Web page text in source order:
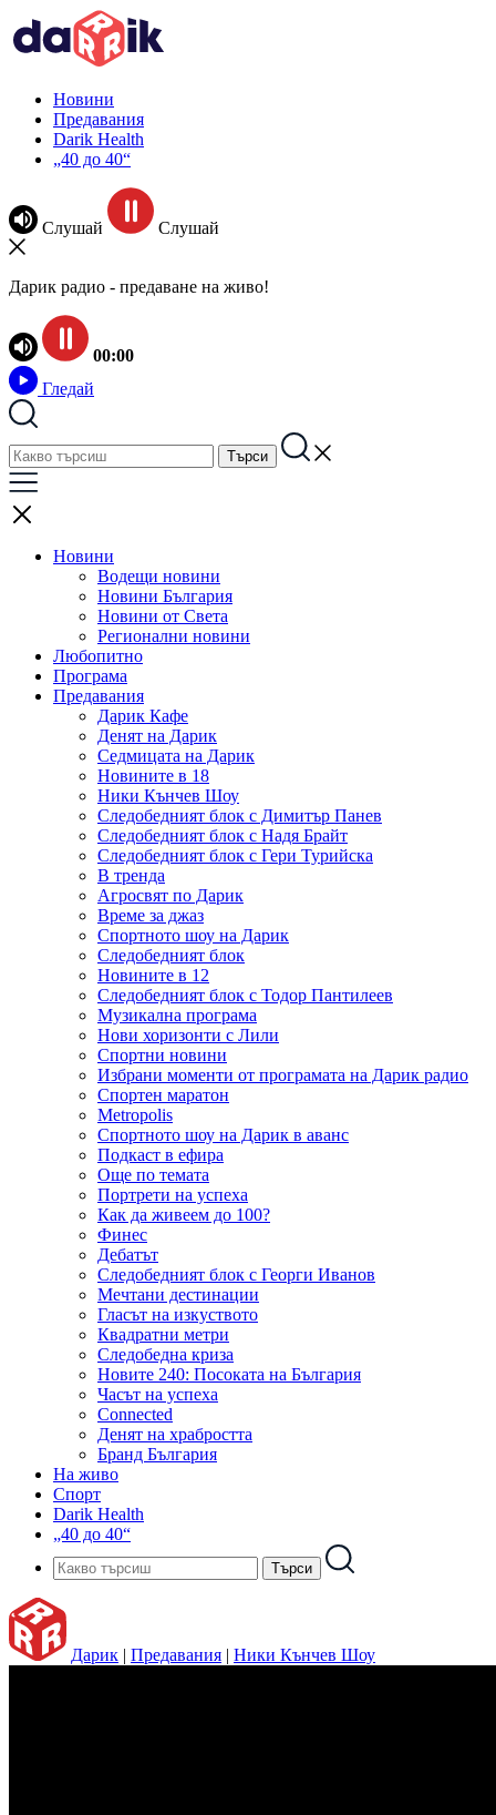
Новини
Предавания
Darik Health
„40 до 40“
Слушай Слушай
Дарик радио - предаване на живо!
00:00
Гледай
Новини
Водещи новини
Новини България
Новини от Света
Регионални новини
Любопитно
Програма
Предавания
Дарик Кафе
Денят на Дарик
Седмицата на Дарик
Новините в 18
Ники Кънчев Шоу
Следобедният блок с Димитър Панев
Следобедният блок с Надя Брайт
Следобедният блок с Гери Турийска
В тренда
Агросвят по Дарик
Време за джаз
Спортното шоу на Дарик
Следобедният блок
Новините в 12
Следобедният блок с Тодор Пантилеев
Музикална програма
Нови хоризонти с Лили
Спортни новини
Избрани моменти от програмата на Дарик радио
Спортен маратон
Metropolis
Спортното шоу на Дарик в аванс
Подкаст в ефира
Още по темата
Портрети на успеха
Как да живеем до 100?
Финес
Дебатът
Следобедният блок с Георги Иванов
Мечтани дестинации
Гласът на изкуството
Квадратни метри
Следобедна криза
Новите 240: Посоката на България
Часът на успеха
Connected
Денят на храбростта
Бранд България
На живо
Спорт
Darik Health
„40 до 40“
Дарик | Предавания | Ники Кънчев Шоу